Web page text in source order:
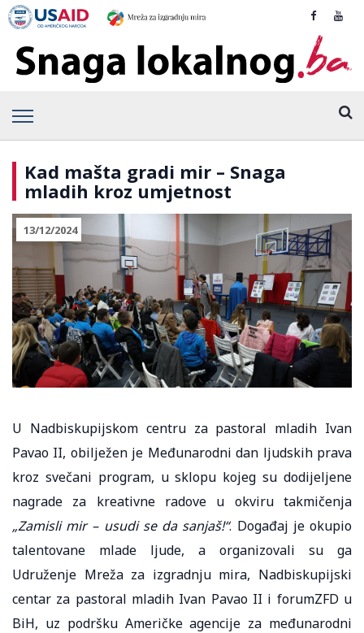
Kad mašta gradi mir – Snaga
mladih kroz umjetnost
13/12/2024
U Nadbiskupijskom centru za pastoral mladih Ivan
Pavao II, obilježen je Međunarodni dan ljudskih prava
kroz svečani program, u sklopu kojeg su dodijeljene
nagrade za kreativne radove u okviru takmičenja
„Zamisli mir – usudi se da sanjaš!“. Događaj je okupio
talentovane mlade ljude, a organizovali su ga
Udruženje Mreža za izgradnju mira, Nadbiskupijski
centar za pastoral mladih Ivan Pavao II i forumZFD u
BiH, uz podršku Američke agencije za međunarodni